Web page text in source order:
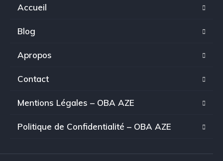
Accueil
Blog
Apropos
Contact
Mentions Légales – OBA AZE
Politique de Confidentialité – OBA AZE